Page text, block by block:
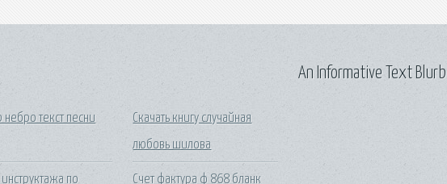
небро текст песни
по
Скачать книгу случайная
любовь шилова
Счет фактура ф 868 бланк
An Informative Text Blurb